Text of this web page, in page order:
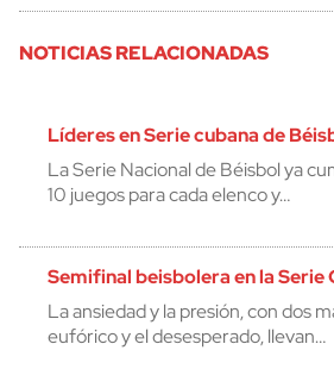
NOTICIAS RELACIONADAS
Líderes en Serie cubana de
La Serie Nacional de Béisbol ya
10 juegos para cada elenco y…
Semifinal beisbolera en la Serie
La ansiedad y la presión, con dos
eufórico y el desesperado, llevan…